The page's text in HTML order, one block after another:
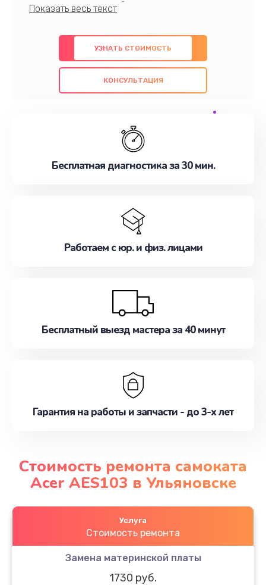
профессионалов с обширными знаниями и
предлагаем быстрый и качественный ремонт с
использованием оригинальных компонентов, а
также гарантируем качество всех
проведенных работ. Наша цель - предоставить
обслуживание, удовлетворяя их потребности
наилучшим образом. Не медлите записаться на
УЗНАТЬ СТОИМОСТЬ
КОНСУЛЬТАЦИЯ
Бесплатная диагностика за 30 мин.
Работаем с юр. и физ. лицами
Бесплатный выезд мастера за 40 минут
Гарантия на работы и запчасти - до 3-х лет
Стоимость ремонта самоката
Acer AES103 в Ульяновске
Услуга
Стоимость ремонта
Замена материнской платы
1730 руб.